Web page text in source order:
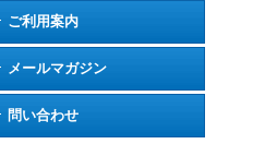
ご利用案内
メールマガジン
問い合わせ